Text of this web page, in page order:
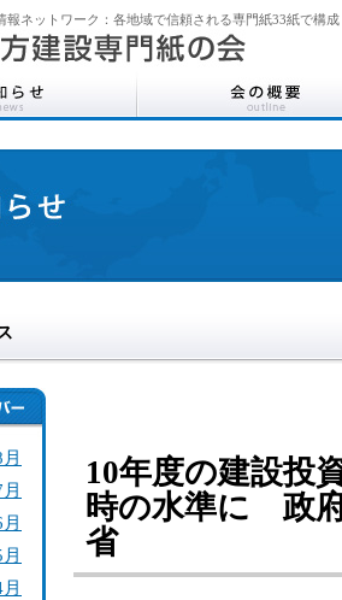
報ネットワーク：各地域で信頼される専門紙33紙で構成
10年度の建設投
時の水準に 政
省